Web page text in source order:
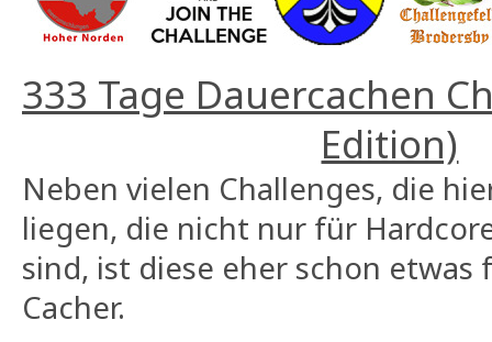
333 Tage Dauercachen
Edition)
Neben vielen Challenges, die
liegen, die nicht nur für
sind, ist diese eher schon
Cacher.